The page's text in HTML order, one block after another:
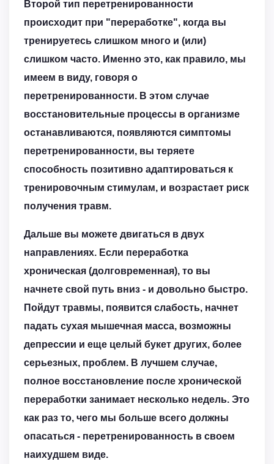
Второй тип перетренированности
происходит при "переработке", когда вы
тренируетесь слишком много и (или)
слишком часто. Именно это, как правило, мы
имеем в виду, говоря о
перетренированности. В этом случае
восстановительные процессы в организме
останавливаются, появляются симптомы
перетренированности, вы теряете
способность позитивно адаптироваться к
тренировочным стимулам, и возрастает риск
получения травм.
Дальше вы можете двигаться в двух
направлениях. Если переработка
хроническая (долговременная), то вы
начнете свой путь вниз - и довольно быстро.
Пойдут травмы, появится слабость, начнет
падать сухая мышечная масса, возможны
депрессии и еще целый букет других, более
серьезных, проблем. В лучшем случае,
полное восстановление после хронической
переработки занимает несколько недель. Это
как раз то, чего мы больше всего должны
опасаться - перетренированность в своем
наихудшем виде.